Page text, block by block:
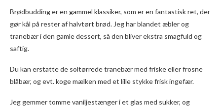
Brødbudding er en gammel klassiker, som er en fantastisk ret, der
gør kål på rester af halvtørt brød. Jeg har blandet æbler og
tranebær i den gamle dessert, så den bliver ekstra smagfuld og
saftig.
Du kan erstatte de soltørrede tranebær med friske eller frosne
blåbær, og evt. koge mælken med et lille stykke frisk ingefær.
Jeg gemmer tomme vaniljestænger i et glas med sukker, og